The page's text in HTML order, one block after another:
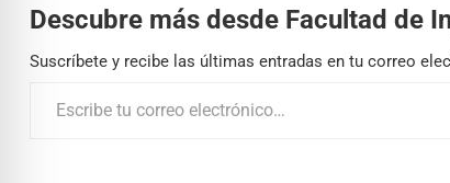
Descubre más desde Facultad de
Suscríbete y recibe las últimas entradas en tu correo